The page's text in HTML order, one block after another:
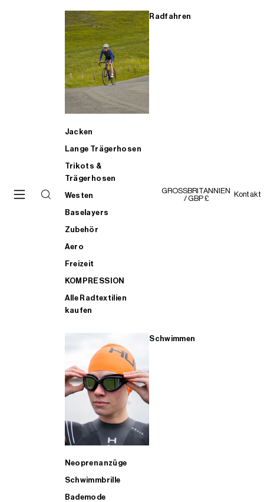
Radfahren
Jacken
Lange Trägerhosen
Trikots &
Trägerhosen
Westen
Baselayers
Zubehör
Aero
Freizeit
KOMPRESSION
Alle Radtextilien
kaufen
Schwimmen
Neoprenanzüge
Schwimmbrille
Bademode
GROSSBRITANNIEN
/ GBP £
Kontakt